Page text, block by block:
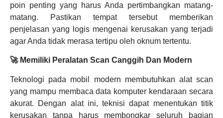
poin penting yang harus Anda pertimbangkan matang-
matang. Pastikan tempat tersebut memberikan
penjelasan yang logis mengenai kerusakan yang terjadi
agar Anda tidak merasa tertipu oleh oknum tertentu.
🚀 Memiliki Peralatan Scan Canggih Dan Modern
Teknologi pada mobil modern membutuhkan alat scan
yang mampu membaca data komputer kendaraan secara
akurat. Dengan alat ini, teknisi dapat menentukan titik
kerusakan tanpa harus membongkar seluruh bagian